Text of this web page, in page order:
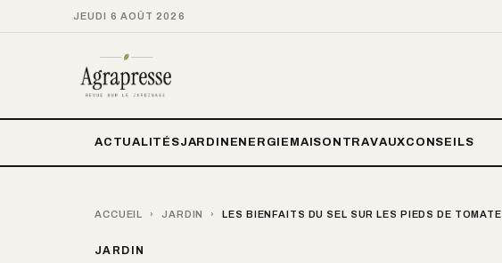
JEUDI 6 AOÛT 2026
ACTUALITÉSJARDIN ENERGIE MAISON TRAVAUXCONSEILS
ACCUEIL › JARDIN › LES BIENFAITS DU SEL SUR LES PIEDS DE
JARDIN